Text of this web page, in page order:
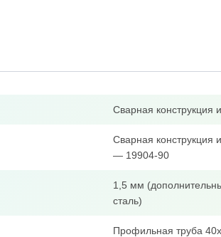
Сварная конструкция
Сварная конструкция
— 19904-90
1,5 мм
сталь)
Профильная труба